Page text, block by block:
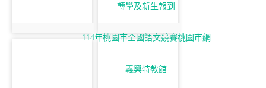
轉學及新生報到
114年桃園市全國語文競賽桃園市網
義興特教館